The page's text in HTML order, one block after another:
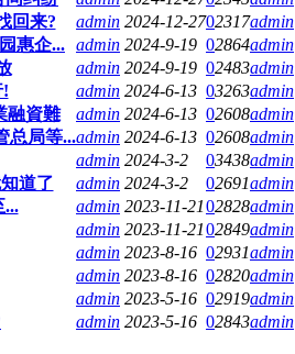
回来?
admin 2024-12-2702317admin
惠企... admin 2024-9-19 02864admin
admin 2024-9-19 02483admin
!
admin 2024-6-13 03263admin
融資難
admin 2024-6-13 02608admin
总局等...admin 2024-6-13 02608admin
admin 2024-3-2 03438admin
道了
admin 2024-3-2 02691admin
...
admin 2023-11-2102828admin
admin 2023-11-2102849admin
admin 2023-8-16 02931admin
admin 2023-8-16 02820admin
admin 2023-5-16 02919admin
admin 2023-5-16 02843admin